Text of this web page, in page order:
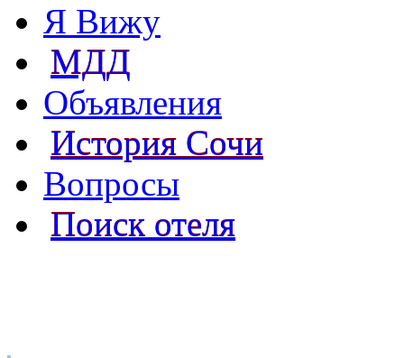
Я Вижу
МДД
Объявления
История Сочи
Вопросы
Поиск отеля